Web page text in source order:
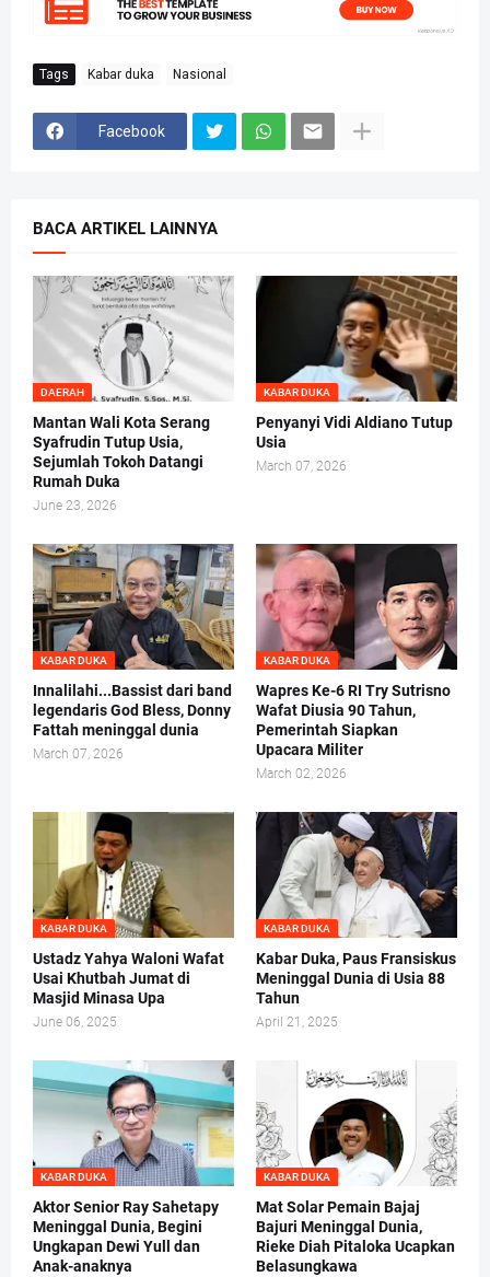
Tags Kabar duka Nasional
Facebook
BACA ARTIKEL LAINNYA
DAERAH
Mantan Wali Kota Serang
Syafrudin Tutup Usia,
Sejumlah Tokoh Datangi
Rumah Duka
June 23, 2026
KABAR DUKA
Penyanyi Vidi Aldiano Tutup
Usia
March 07, 2026
KABAR DUKA
Innalilahi...Bassist dari band
legendaris God Bless, Donny
Fattah meninggal dunia
March 07, 2026
KABAR DUKA
Wapres Ke-6 RI Try Sutrisno
Wafat Diusia 90 Tahun,
Pemerintah Siapkan
Upacara Militer
March 02, 2026
KABAR DUKA
Ustadz Yahya Waloni Wafat
Usai Khutbah Jumat di
Masjid Minasa Upa
June 06, 2025
KABAR DUKA
Kabar Duka, Paus Fransiskus
Meninggal Dunia di Usia 88
Tahun
April 21, 2025
KABAR DUKA
Aktor Senior Ray Sahetapy
Meninggal Dunia, Begini
Ungkapan Dewi Yull dan
Anak-anaknya
KABAR DUKA
Mat Solar Pemain Bajaj
Bajuri Meninggal Dunia,
Rieke Diah Pitaloka Ucapkan
Belasungkawa